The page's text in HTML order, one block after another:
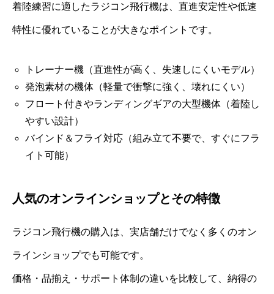
着陸練習に適したラジコン飛行機は、直進安定性や低速
特性に優れていることが大きなポイントです。
トレーナー機（直進性が高く、失速しにくいモデル）
発泡素材の機体（軽量で衝撃に強く、壊れにくい）
フロート付きやランディングギアの大型機体（着陸し
やすい設計）
バインド＆フライ対応（組み立て不要で、すぐにフラ
イト可能）
人気のオンラインショップとその特徴
ラジコン飛行機の購入は、実店舗だけでなく多くのオン
ラインショップでも可能です。
価格・品揃え・サポート体制の違いを比較して、納得の